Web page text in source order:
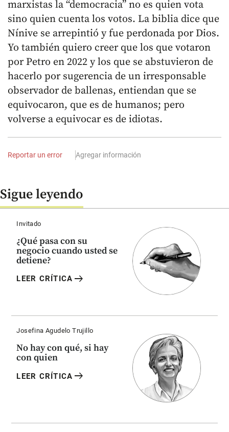
marxistas la “democracia” no es quien vota
sino quien cuenta los votos. La biblia dice que
Nínive se arrepintió y fue perdonada por Dios.
Yo también quiero creer que los que votaron
por Petro en 2022 y los que se abstuvieron de
hacerlo por sugerencia de un irresponsable
observador de ballenas, entiendan que se
equivocaron, que es de humanos; pero
volverse a equivocar es de idiotas.
Reportar un error Agregar información
Sigue leyendo
Invitado
¿Qué pasa con su
negocio cuando usted se
detiene?
LEER CRÍTICA arrow_right_alt
Josefina Agudelo Trujillo
No hay con qué, si hay
con quien
LEER CRÍTICA arrow_right_alt